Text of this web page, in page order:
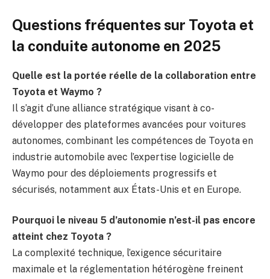
Questions fréquentes sur Toyota et
la conduite autonome en 2025
Quelle est la portée réelle de la collaboration entre
Toyota et Waymo ?
Il s’agit d’une alliance stratégique visant à co-
développer des plateformes avancées pour voitures
autonomes, combinant les compétences de Toyota en
industrie automobile avec l’expertise logicielle de
Waymo pour des déploiements progressifs et
sécurisés, notamment aux États-Unis et en Europe.
Pourquoi le niveau 5 d’autonomie n’est-il pas encore
atteint chez Toyota ?
La complexité technique, l’exigence sécuritaire
maximale et la réglementation hétérogène freinent